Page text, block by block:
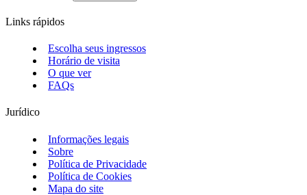
Links rápidos
Escolha seus ingressos
Horário de visita
O que ver
FAQs
Jurídico
Informações legais
Sobre
Política de Privacidade
Política de Cookies
Mapa do site